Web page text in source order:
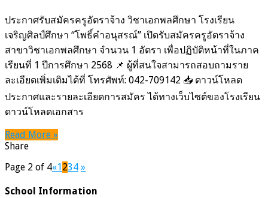
สมัคร
ครู
อัตรา
จ้าง
วิชา
เอก
ประกาศรับสมัครครูอัตราจ้าง วิชาเอกพลศึกษา โรงเรียน
เจริญศิลป์ศึกษา “โพธิ์คำอนุสรณ์” เปิดรับสมัครครูอัตราจ้าง
สาขาวิชาเอกพลศึกษา จำนวน 1 อัตรา เพื่อปฏิบัติหน้าที่ในภาค
เรียนที่ 1 ปีการศึกษา 2568 📌 ผู้ที่สนใจสามารถสอบถามราย
ละเอียดเพิ่มเติมได้ที่ โทรศัพท์: 042-709142 📥 ดาวน์โหลด
ประกาศและรายละเอียดการสมัคร ได้ทางเว็บไซต์ของโรงเรียน
ดาวน์โหลดเอกสาร
Read More »
Share
Page 2 of 4«1234 »
School Information